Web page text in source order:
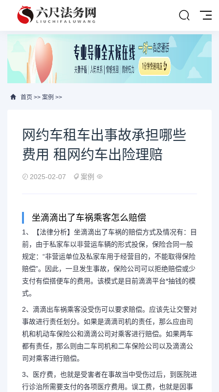
首页 >> 案例 >>
网约车租车出事故承担哪些
费用 租网约车出险理赔
2025-02-07 案例
坐滴滴出了车祸乘客怎么赔偿
1、【法律分析】坐滴滴出了车祸的赔偿方式及情况有：目
前，由于私家车以非营运车辆的形式投保，保险合同一般
规定：“非营运单位及私家车用于经营目的，不能取得保险
赔偿”。因此，一旦发生事故，保险公司可以拒绝赔偿或少
支付有偿搭便车的费用。该模式是目前滴滴平台*抽钱的模
式。
2、滴滴出车祸乘客没受伤可以要求赔偿。应该先让交警对
事故进行责任划分。如果是滴滴司机的责任，那么应由司
机和机动车保险公和滴滴公司对乘客进行赔偿。如果两车
都有责任，那么则由二车司机和二车保险公司以及滴滴公
司对乘客进行赔偿。
3、医疗费，也就是受害者在事故当中受伤过后，到医院进
行诊治所需要支付的各项医疗费用。误工费，也就是因事
网约车租车出事故承担
车出险理赔
1、【法律分析】坐滴滴出了车
目前，由于私家车以非营运车辆的
规定：“非营运单位及私家车用于